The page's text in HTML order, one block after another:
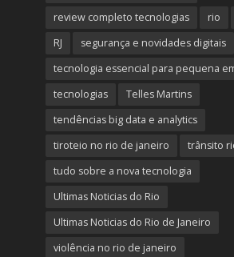
review completo tecnologias
rio
RJ
segurança e novidades digitais
tecnologia essencial para pequena
tecnologias
Telles Martins
tendências big data e analytics
tiroteio no rio de janeiro
trânsito
tudo sobre a nova tecnologia
Ultimas Noticias do Rio
Ultimas Noticias do Rio de Janeiro
violência no rio de janeiro